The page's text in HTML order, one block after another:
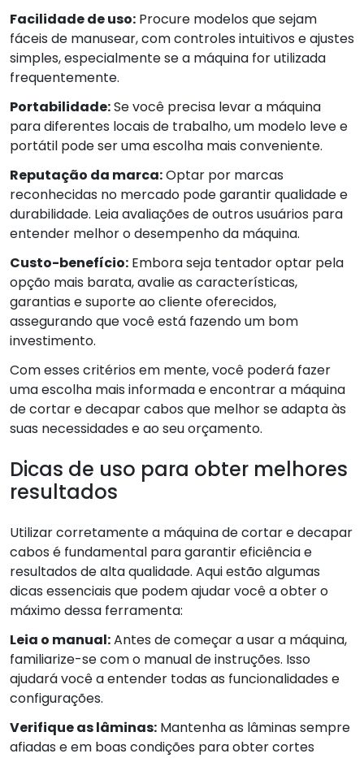
Facilidade de uso: Procure modelos que sejam
fáceis de manusear, com controles intuitivos e ajustes
simples, especialmente se a máquina for utilizada
frequentemente.
Portabilidade:Se você precisa levar a máquina
para diferentes locais de trabalho, um modelo leve e
portátil pode ser uma escolha mais conveniente.
Reputação da marca:Optar por marcas
reconhecidas no mercado pode garantir qualidade e
durabilidade. Leia avaliações de outros usuários para
entender melhor o desempenho da máquina.
Custo-benefício: Embora seja tentador optar pela
opção mais barata, avalie as características,
garantias e suporte ao cliente oferecidos,
assegurando que você está fazendo um bom
investimento.
Com esses critérios em mente, você poderá fazer
uma escolha mais informada e encontrar a máquina
de cortar e decapar cabos que melhor se adapta às
suas necessidades e ao seu orçamento.
Dicas de uso para obter melhores
resultados
Utilizar corretamente a máquina de cortar e decapar
cabos é fundamental para garantir eficiência e
resultados de alta qualidade. Aqui estão algumas
dicas essenciais que podem ajudar você a obter o
máximo dessa ferramenta:
Leia o manual:Antes de começar a usar a máquina,
familiarize-se com o manual de instruções. Isso
ajudará você a entender todas as funcionalidades e
configurações.
Verifique as lâminas: Mantenha as lâminas sempre
afiadas e em boas condições para obter cortes